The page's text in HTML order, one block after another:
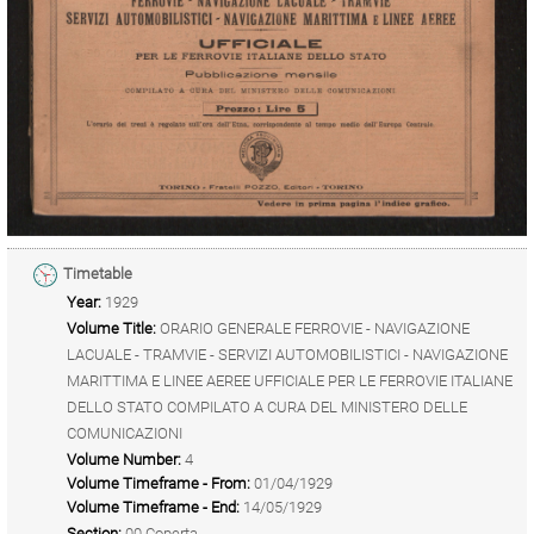
Timetable
Year: 1929
Volume Title: ORARIO GENERALE FERROVIE - NAVIGAZIONE
LACUALE - TRAMVIE - SERVIZI AUTOMOBILISTICI - NAVIGAZIONE
MARITTIMA E LINEE AEREE UFFICIALE PER LE FERROVIE ITALIANE
DELLO STATO COMPILATO A CURA DEL MINISTERO DELLE
COMUNICAZIONI
Volume Number: 4
Volume Timeframe - From: 01/04/1929
Volume Timeframe - End: 14/05/1929